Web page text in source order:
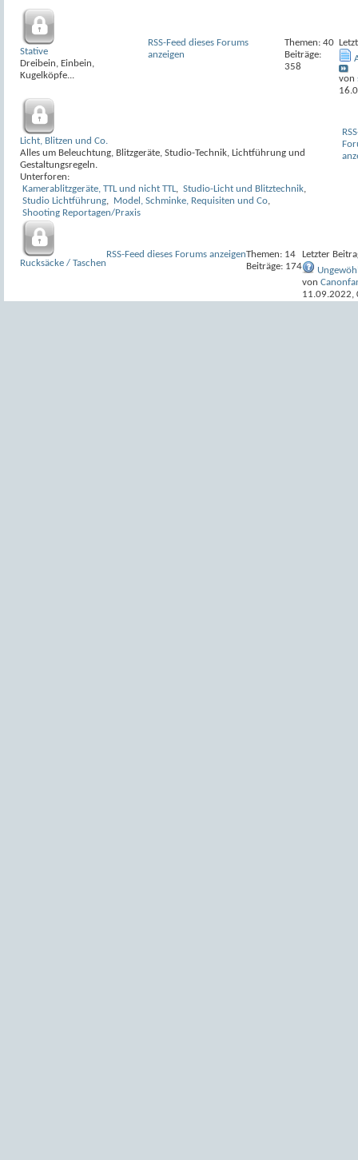
Stative
Dreibein, Einbein,
Kugelköpfe...
RSS-Feed dieses Forums
anzeigen
Themen: 40
Beiträge:
358
von
Licht, Blitzen und Co.
Alles um Beleuchtung, Blitzgeräte, Studio-Technik, Lichtführung und
Gestaltungsregeln.
Unterforen:
Kamerablitzgeräte, TTL und nicht TTL, Studio-Licht und Blitztechnik,
Studio Lichtführung, Model, Schminke, Requisiten und Co,
Shooting Reportagen/Praxis
Rucksäcke / Taschen
RSS-Feed dieses Forums anzeigenThemen: 14
Beiträge: 174
Letzter
von
11.09.2022,